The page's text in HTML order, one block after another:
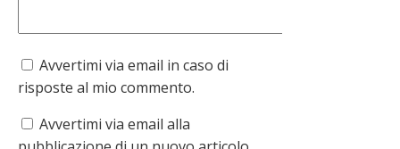
Avvertimi via email in caso di
risposte al mio commento.
Avvertimi via email alla